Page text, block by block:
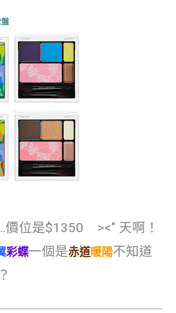
價位是$1350 ><" 天啊！
彩蝶一個是赤道暖陽不知道